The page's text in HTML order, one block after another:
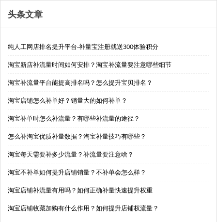
头条文章
纯人工网店排名提升平台-补量宝注册就送300体验积分
淘宝新店补流量时间如何安排？淘宝补流量要注意哪些细节
淘宝补流量平台能提高排名吗？怎么提升宝贝排名？
淘宝店铺怎么补单好？销量大的如何补单？
淘宝补单时怎么补流量？有哪些补流量的途径？
怎么补淘宝优质补量数据？淘宝补量技巧有哪些？
淘宝每天需要补多少流量？补流量要注意啥？
淘宝不补单如何提升店铺销量？不补单会怎么样？
淘宝店铺补流量有用吗？如何正确补量快速提升权重
淘宝店铺收藏加购有什么作用？如何提升店铺权流量？